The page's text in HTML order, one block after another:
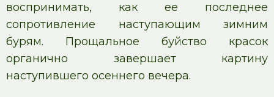
воспринимать, как ее последнее
сопротивление наступающим зимним
бурям. Прощальное буйство красок
органично завершает картину
наступившего осеннего вечера.